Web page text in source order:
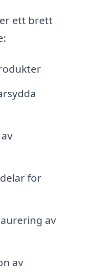
ett brett
för
av
av